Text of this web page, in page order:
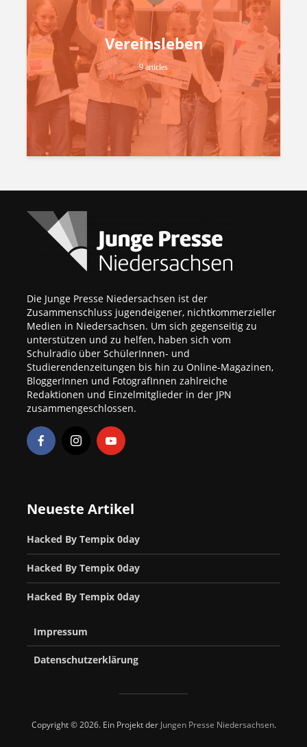
Vereinsleben
9 articles
Die Junge Presse Niedersachsen ist der
Zusammenschluss jugendeigener, nichtkommerzieller
Medien in Niedersachsen. Um sich gegenseitig zu
unterstützen und zu helfen, haben sich vom
Schulradio über SchülerInnen- und
Studierendenzeitungen bis hin zu Online-Magazinen,
BloggerInnen und FotografInnen zahlreiche
Redaktionen und Einzelmitglieder in der JPN
zusammengeschlossen.
Neueste Artikel
Hacked By Tempix 0day
Hacked By Tempix 0day
Hacked By Tempix 0day
Impressum
Datenschutzerklärung
Copyright © 2026. Ein Projekt der Jungen Presse Niedersachsen.